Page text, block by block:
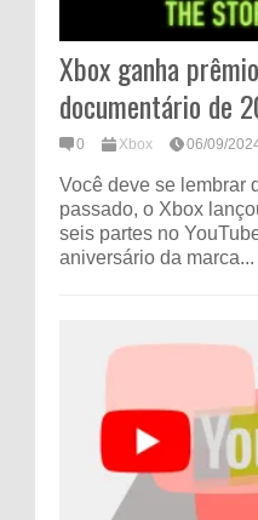
Xbox ganha
documentário de
0 Xbox 06/09/
Você deve se lembrar
passado, o Xbox
seis partes no
aniversário da marca...